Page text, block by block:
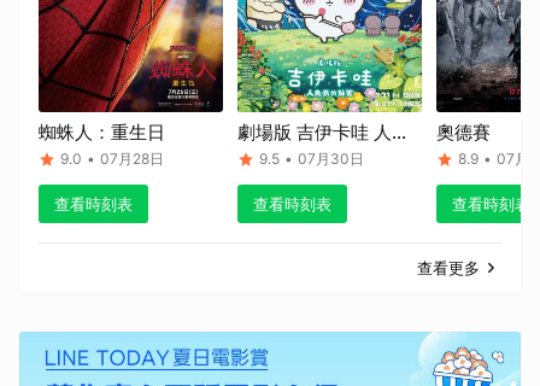
蜘蛛人：重生日
9.0 • 07月28日
查看時刻表
劇場版 吉伊卡哇 人魚
島的秘密
9.5 • 07月30日
查看時刻表
奧德賽
8.9 • 07月
查看時刻表
查看更多